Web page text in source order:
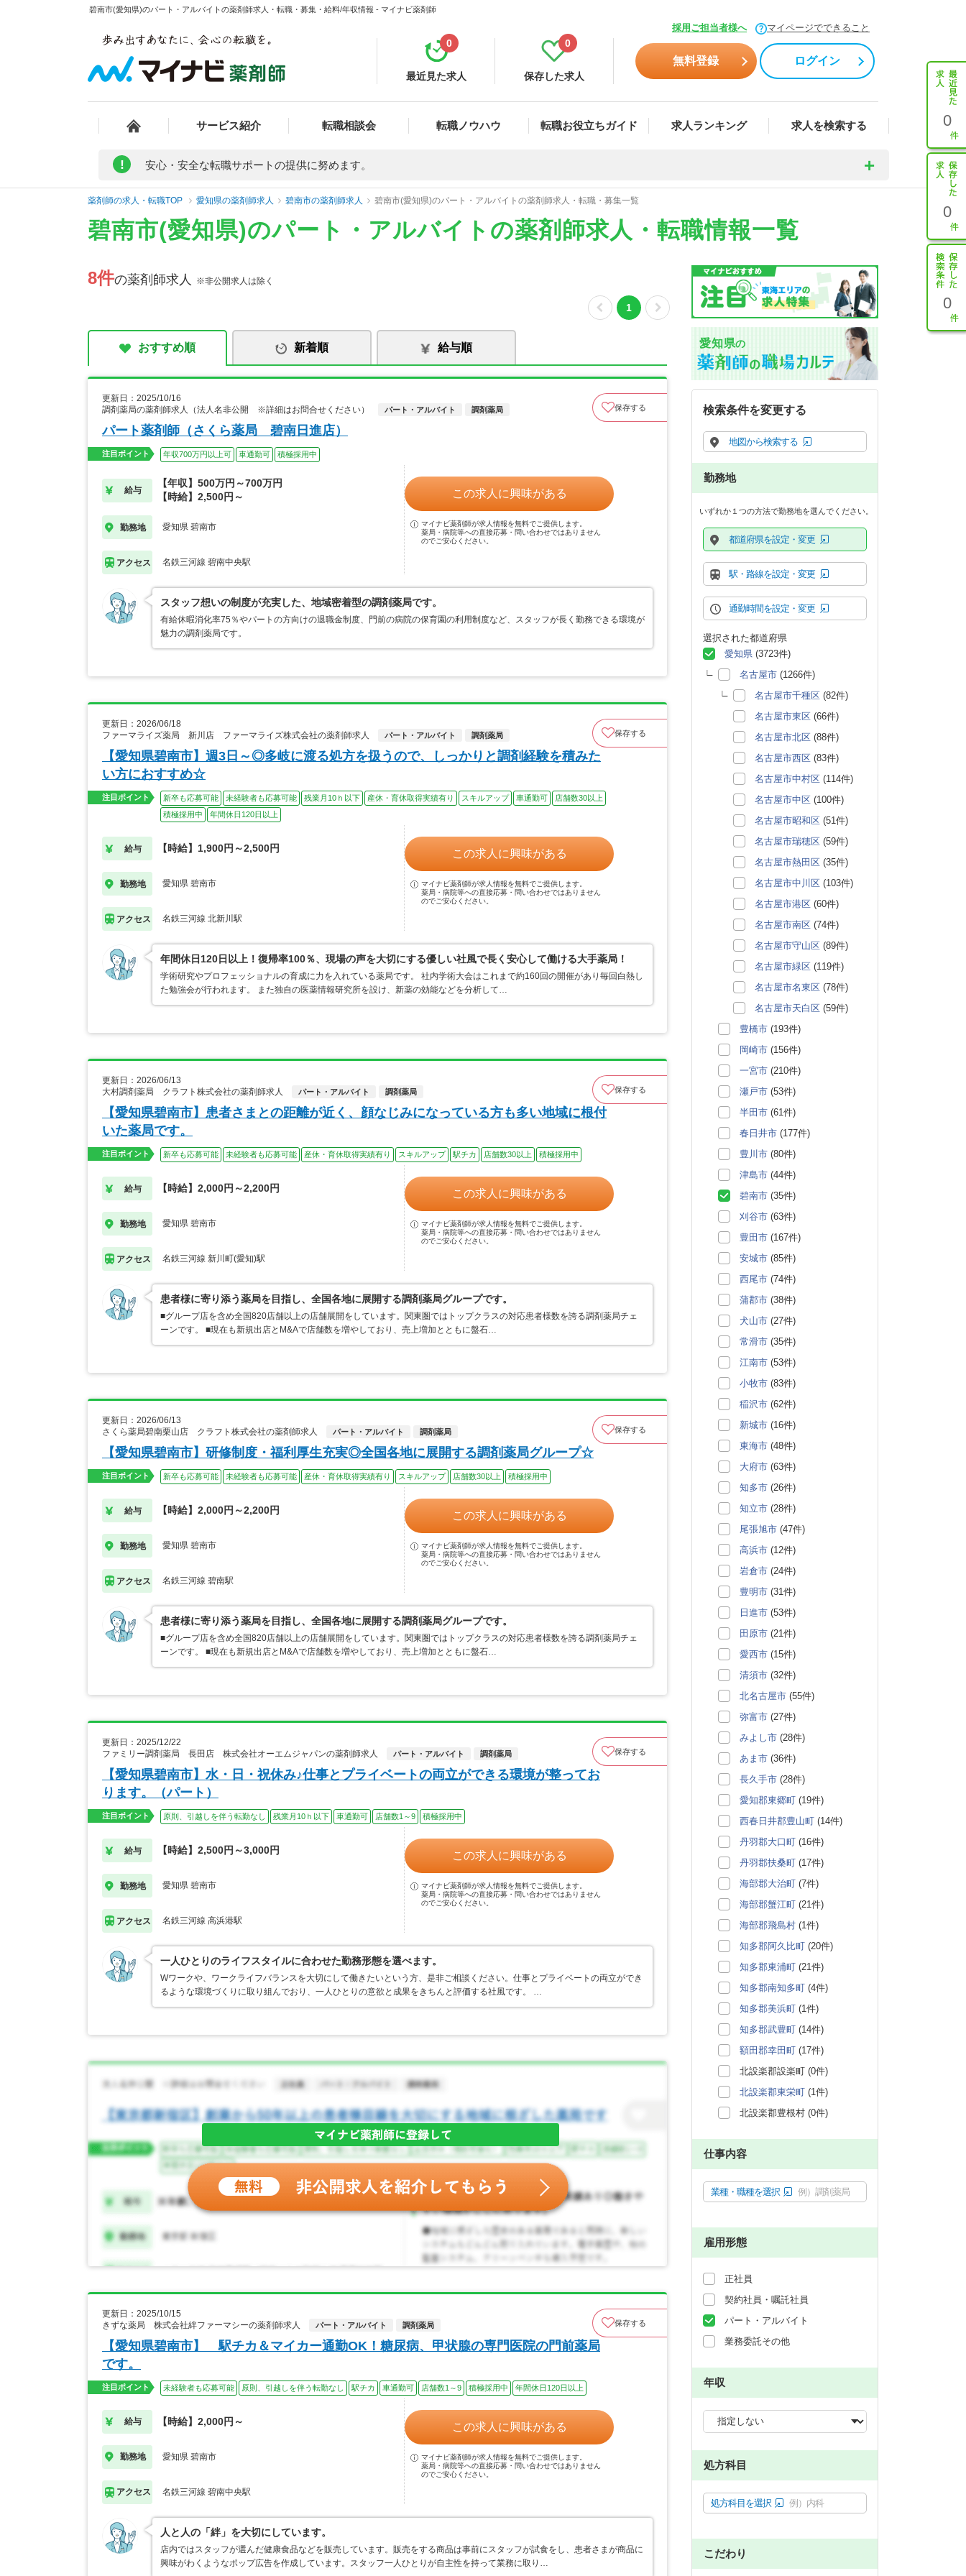
碧南市(愛知県)のパート・アルバイトの薬剤師求人・転職・募集・給料/年収情報 - マイナビ薬剤師
採用ご担当者様へ マイページでできること
最近見た求人
0
保存した求人
0
無料登録 ログイン
サービス紹介 転職相談会 転職ノウハウ 転職お役立ちガイド 求人ランキング 求人を検索する 0
0
0
! 安心・安全な転職サポートの提供に努めます。
薬剤師の求人・転職TOP 愛知県の薬剤師求人 碧南市の薬剤師求人 碧南市(愛知県)のパート・アルバイトの薬剤師求人・転職・募集一覧
碧南市(愛知県)のパート・アルバイトの薬剤師求人・転職情報一覧
8件の薬剤師求人 ※非公開求人は除く
1
おすすめ順 新着順 給与順
更新日：2025/10/16
調剤薬局の薬剤師求人（法人名非公開 ※詳細はお問合せください）
パート・アルバイト 調剤薬局 保存する
パート薬剤師（さくら薬局 碧南日進店）
注目ポイント 年収700万円以上可 車通勤可 積極採用中
給与
【年収】500万円～700万円
【時給】2,500円～
勤務地 愛知県 碧南市
アクセス 名鉄三河線 碧南中央駅
この求人に興味がある
マイナビ薬剤師が求人情報を無料でご提供します。
薬局・病院等への直接応募・問い合わせではありません
のでご安心ください。
スタッフ想いの制度が充実した、地域密着型の調剤薬局です。
有給休暇消化率75％やパートの方向けの退職金制度、門前の病院の保育園の利用制度など、スタッフが長く勤務できる環境が
魅力の調剤薬局です。
更新日：2026/06/18
ファーマライズ薬局 新川店 ファーマライズ株式会社の薬剤師求人
パート・アルバイト 調剤薬局 保存する
【愛知県碧南市】週3日～◎多岐に渡る処方を扱うので、しっかりと調剤経験を積みた
い方におすすめ☆
注目ポイント 新卒も応募可能 未経験者も応募可能 残業月10ｈ以下 産休・育休取得実績有り スキルアップ 車通勤可
店舗数30以上
積極採用中
年間休日120日以上
給与 【時給】1,900円～2,500円
勤務地 愛知県 碧南市
アクセス 名鉄三河線 北新川駅
この求人に興味がある
マイナビ薬剤師が求人情報を無料でご提供します。
薬局・病院等への直接応募・問い合わせではありません
のでご安心ください。
年間休日120日以上！復帰率100％、現場の声を大切にする優しい社風で長く安心して働ける大手薬局！
学術研究やプロフェッショナルの育成に力を入れている薬局です。 社内学術大会はこれまで約160回の開催があり毎回白熱し
た勉強会が行われます。 また独自の医薬情報研究所を設け、新薬の効能などを分析して…
更新日：2026/06/13
大村調剤薬局 クラフト株式会社の薬剤師求人
パート・アルバイト 調剤薬局 保存する
【愛知県碧南市】患者さまとの距離が近く、顔なじみになっている方も多い地域に根付
いた薬局です。
注目ポイント 新卒も応募可能 未経験者も応募可能 産休・育休取得実績有り スキルアップ 駅チカ 店舗数30以上 積極採用中
給与 【時給】2,000円～2,200円
勤務地 愛知県 碧南市
アクセス 名鉄三河線 新川町(愛知)駅
この求人に興味がある
マイナビ薬剤師が求人情報を無料でご提供します。
薬局・病院等への直接応募・問い合わせではありません
のでご安心ください。
患者様に寄り添う薬局を目指し、全国各地に展開する調剤薬局グループです。
■グループ店を含め全国820店舗以上の店舗展開をしています。関東圏ではトップクラスの対応患者様数を誇る調剤薬局チェ
ーンです。 ■現在も新規出店とM&Aで店舗数を増やしており、売上増加とともに盤石…
更新日：2026/06/13
さくら薬局碧南栗山店 クラフト株式会社の薬剤師求人
パート・アルバイト 調剤薬局 保存する
【愛知県碧南市】研修制度・福利厚生充実◎全国各地に展開する調剤薬局グループ☆
注目ポイント 新卒も応募可能 未経験者も応募可能 産休・育休取得実績有り スキルアップ 店舗数30以上 積極採用中
給与 【時給】2,000円～2,200円
勤務地 愛知県 碧南市
アクセス 名鉄三河線 碧南駅
この求人に興味がある
マイナビ薬剤師が求人情報を無料でご提供します。
薬局・病院等への直接応募・問い合わせではありません
のでご安心ください。
患者様に寄り添う薬局を目指し、全国各地に展開する調剤薬局グループです。
■グループ店を含め全国820店舗以上の店舗展開をしています。関東圏ではトップクラスの対応患者様数を誇る調剤薬局チェ
ーンです。 ■現在も新規出店とM&Aで店舗数を増やしており、売上増加とともに盤石…
更新日：2025/12/22
ファミリー調剤薬局 長田店 株式会社オーエムジャパンの薬剤師求人
パート・アルバイト 調剤薬局 保存する
【愛知県碧南市】水・日・祝休み♪仕事とプライベートの両立ができる環境が整ってお
ります。（パート）
注目ポイント 原則、引越しを伴う転勤なし 残業月10ｈ以下 車通勤可 店舗数1～9 積極採用中
給与 【時給】2,500円～3,000円
勤務地 愛知県 碧南市
アクセス 名鉄三河線 高浜港駅
この求人に興味がある
マイナビ薬剤師が求人情報を無料でご提供します。
薬局・病院等への直接応募・問い合わせではありません
のでご安心ください。
一人ひとりのライフスタイルに合わせた勤務形態を選べます。
Wワークや、ワークライフバランスを大切にして働きたいという方、是非ご相談ください。仕事とプライベートの両立ができ
るような環境づくりに取り組んでおり、一人ひとりの意欲と成果をきちんと評価する社風です。 …
更新日：2025/10/15
きずな薬局 株式会社絆ファーマシーの薬剤師求人
パート・アルバイト 調剤薬局 保存する
【愛知県碧南市】 駅チカ＆マイカー通勤OK！糖尿病、甲状腺の専門医院の門前薬局
です。
注目ポイント 未経験者も応募可能 原則、引越しを伴う転勤なし 駅チカ 車通勤可 店舗数1～9 積極採用中 年間休日120日以上
給与 【時給】2,000円～
勤務地 愛知県 碧南市
アクセス 名鉄三河線 碧南中央駅
この求人に興味がある
マイナビ薬剤師が求人情報を無料でご提供します。
薬局・病院等への直接応募・問い合わせではありません
のでご安心ください。
人と人の「絆」を大切にしています。
店内ではスタッフが選んだ健康食品などを販売しています。販売をする商品は事前にスタッフが試食をし、患者さまが商品に
興味がわくようなポップ広告を作成しています。スタッフ一人ひとりが自主性を持って業務に取り…
愛知県の
検索条件を変更する
地図から検索する
勤務地
いずれか１つの方法で勤務地を選んでください。
都道府県を設定・変更
駅・路線を設定・変更
通勤時間を設定・変更
選択された都道府県
愛知県 (3723件)
名古屋市 (1266件)
名古屋市千種区 (82件)
名古屋市東区 (66件)
名古屋市北区 (88件)
名古屋市西区 (83件)
名古屋市中村区 (114件)
名古屋市中区 (100件)
名古屋市昭和区 (51件)
名古屋市瑞穂区 (59件)
名古屋市熱田区 (35件)
名古屋市中川区 (103件)
名古屋市港区 (60件)
名古屋市南区 (74件)
名古屋市守山区 (89件)
名古屋市緑区 (119件)
名古屋市名東区 (78件)
名古屋市天白区 (59件)
豊橋市 (193件)
岡崎市 (156件)
一宮市 (210件)
瀬戸市 (53件)
半田市 (61件)
春日井市 (177件)
豊川市 (80件)
津島市 (44件)
碧南市 (35件)
刈谷市 (63件)
豊田市 (167件)
安城市 (85件)
西尾市 (74件)
蒲郡市 (38件)
犬山市 (27件)
常滑市 (35件)
江南市 (53件)
小牧市 (83件)
稲沢市 (62件)
新城市 (16件)
東海市 (48件)
大府市 (63件)
知多市 (26件)
知立市 (28件)
尾張旭市 (47件)
高浜市 (12件)
岩倉市 (24件)
豊明市 (31件)
日進市 (53件)
田原市 (21件)
愛西市 (15件)
清須市 (32件)
北名古屋市 (55件)
弥富市 (27件)
みよし市 (28件)
あま市 (36件)
長久手市 (28件)
愛知郡東郷町 (19件)
西春日井郡豊山町 (14件)
丹羽郡大口町 (16件)
丹羽郡扶桑町 (17件)
海部郡大治町 (7件)
海部郡蟹江町 (21件)
海部郡飛島村 (1件)
知多郡阿久比町 (20件)
知多郡東浦町 (21件)
知多郡南知多町 (4件)
知多郡美浜町 (1件)
知多郡武豊町 (14件)
額田郡幸田町 (17件)
北設楽郡設楽町 (0件)
北設楽郡東栄町 (1件)
北設楽郡豊根村 (0件)
仕事内容
業種・職種を選択 例）調剤薬局
雇用形態
正社員
契約社員・嘱託社員
パート・アルバイト
業務委託その他
年収
処方科目
処方科目を選択 例）内科
こだわり